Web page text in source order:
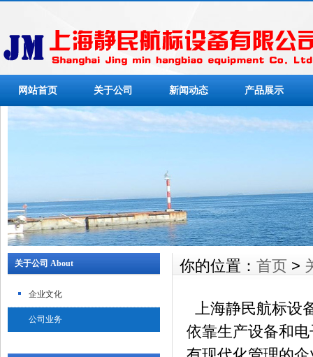
网站首页 关于公司 新闻动态 产品展示
关于公司 About
企业文化
公司业务
你的位置： 首页 >
上海静民航标设
依靠生产设备和